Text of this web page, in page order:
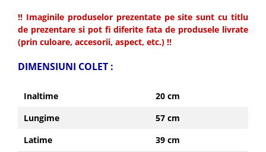
Storcatoare de fructe
Televizoare
!! Imaginile produselor prezentate pe site sunt cu titlu
de prezentare si pot fi diferite fata de produsele livrate
(prin culoare, accesorii, aspect, etc.) !!
DIMENSIUNI COLET :
Inaltime
20 cm
Lungime
57 cm
Latime
39 cm